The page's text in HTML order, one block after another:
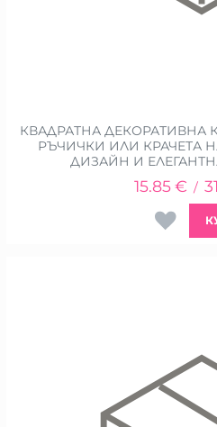
КВАДРАТНА ДЕКОРАТИВНА
РЪЧИЧКИ ИЛИ КРАЧЕТА
ДИЗАЙН И
15.85 € /